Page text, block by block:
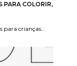
PARA COLORIR,
para crianças...